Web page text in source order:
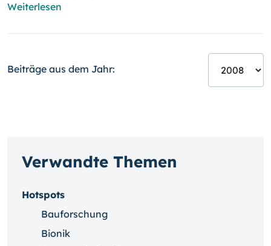
Weiterlesen
Beiträge aus dem Jahr:
Verwandte Themen
Hotspots
Bauforschung
Bionik